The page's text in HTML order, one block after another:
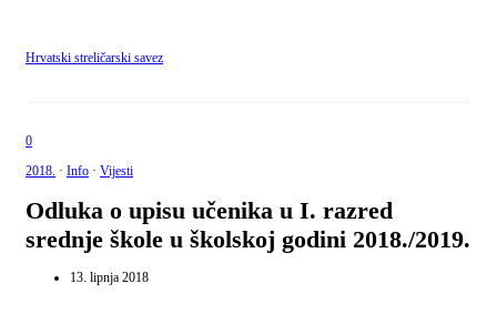
Hrvatski streličarski savez
0
2018. · Info · Vijesti
Odluka o upisu učenika u I. razred
srednje škole u školskoj godini 2018./2019.
13. lipnja 2018